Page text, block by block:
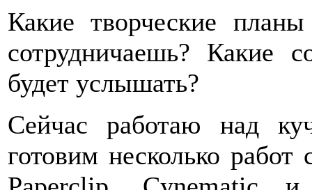
Какие творческие
сотрудничаешь? Какие
будет услышать?
Сейчас работаю над
готовим несколько